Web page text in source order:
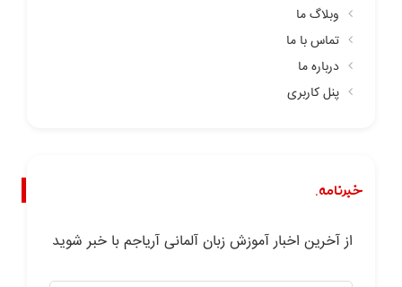
وبلاگ ما
تماس با ما
درباره ما
پنل کاربری
خبرنامه.
از آخرین اخبار آموزش زبان آلمانی آریاجم با خبر شوید